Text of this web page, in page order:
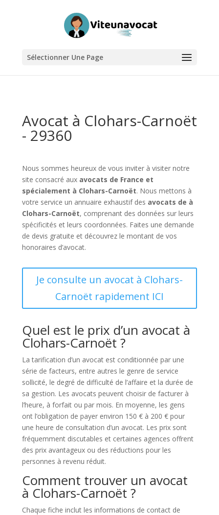
Sélectionner Une Page
Avocat à Clohars-Carnoët
- 29360
Nous sommes heureux de vous inviter à visiter notre
site consacré aux avocats de France et
spécialement à Clohars-Carnoët. Nous mettons à
votre service un annuaire exhaustif des avocats de à
Clohars-Carnoët, comprenant des données sur leurs
spécificités et leurs coordonnées. Faites une demande
de devis gratuite et découvrez le montant de vos
honoraires d’avocat.
Je consulte un avocat à Clohars-
Carnoët rapidement ICI
Quel est le prix d’un avocat à
Clohars-Carnoët ?
La tarification d’un avocat est conditionnée par une
série de facteurs, entre autres le genre de service
sollicité, le degré de difficulté de l’affaire et la durée de
sa gestion. Les avocats peuvent choisir de facturer à
l’heure, à forfait ou par mois. En moyenne, les gens
ont l’obligation de payer environ 150 € à 200 € pour
une heure de consultation d’un avocat. Les prix sont
fréquemment discutables et certaines agences offrent
des prix avantageux ou des réductions pour les
personnes à revenu réduit.
Comment trouver un avocat
à Clohars-Carnoët ?
Chaque fiche inclut les informations de contact de